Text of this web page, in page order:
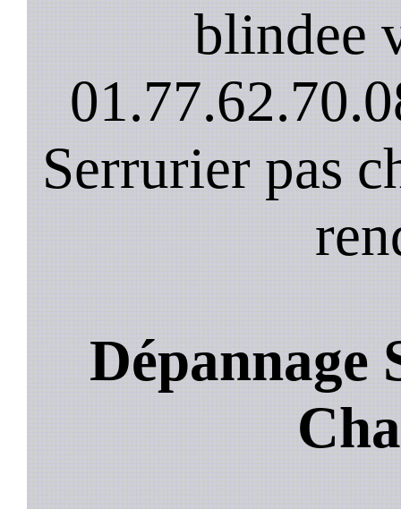
blindee
Serrurier pas
Dépannage